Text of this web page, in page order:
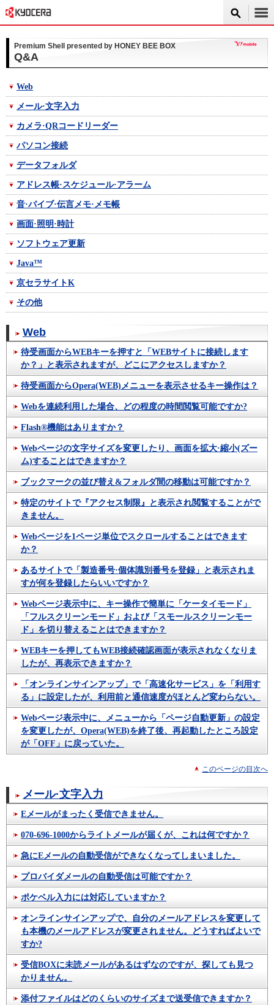
Premium Shell presented by HONEY BEE BOX
Q&A
Web
メール·文字入力
カメラ·QRコードリーダー
パソコン接続
データフォルダ
アドレス帳·スケジュール·アラーム
音·バイブ·伝言メモ·メモ帳
画面·照明·時計
ソフトウェア更新
Java™
京セラサイトK
その他
Web
待受画面からWEBキーを押すと「WEBサイトに接続します
か？」と表示されますが、どこにアクセスしますか？
待受画面からOpera(WEB)メニューを表示させるキー操作は？
Webを連続利用した場合、どの程度の時間閲覧可能ですか?
Flash®機能はありますか？
Webページの文字サイズを変更したり、画面を拡大·縮小(ズー
ム)することはできますか？
ブックマークの並び替え&フォルダ間の移動は可能ですか？
特定のサイトで『アクセス制限』と表示され閲覧することがで
きません。
Webページを1ページ単位でスクロールすることはできます
か？
あるサイトで「製造番号·個体識別番号を登録」と表示されま
すが何を登録したらいいですか？
Webページ表示中に、キー操作で簡単に「ケータイモード」
「フルスクリーンモード」および「スモールスクリーンモー
ド」を切り替えることはできますか？
WEBキーを押してもWEB接続確認画面が表示されなくなりま
したが、再表示できますか？
「オンラインサインアップ」で「高速化サービス」を「利用す
る」に設定したが、利用前と通信速度がほとんど変わらない。
Webページ表示中に、メニューから「ページ自動更新」の設定
を変更したが、Opera(WEB)を終了後、再起動したところ設定
が「OFF」に戻っていた。
このページの目次へ
メール·文字入力
Eメールがまったく受信できません。
070-696-1000からライトメールが届くが、これは何ですか？
急にEメールの自動受信ができなくなってしまいました。
プロバイダメールの自動受信は可能ですか？
ポケベル入力には対応していますか？
オンラインサインアップで、自分のメールアドレスを変更して
も本機のメールアドレスが変更されません。どうすればよいで
すか?
受信BOXに未読メールがあるはずなのですが、探しても見つ
かりません。
添付ファイルはどのくらいのサイズまで送受信できますか？